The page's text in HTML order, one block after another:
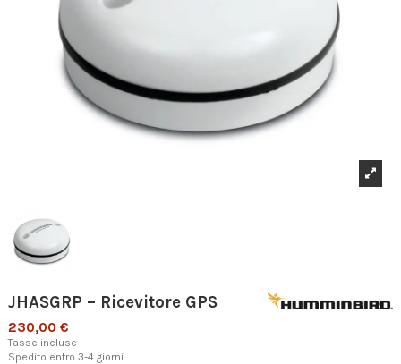
JHASGRP – Ricevitore GPS
230,00 €
Tasse incluse
Spedito entro 3-4 giorni